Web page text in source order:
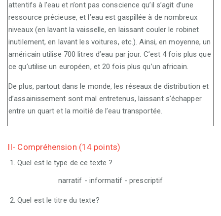
attentifs à l’eau et n’ont pas conscience qu’il s’agit d’une
ressource précieuse, et l’eau est gaspillée à de nombreux
niveaux (en lavant la vaisselle, en laissant couler le robinet
inutilement, en lavant les voitures, etc.). Ainsi, en moyenne, un
américain utilise 700 litres d’eau par jour. C’est 4 fois plus que
ce qu’utilise un européen, et 20 fois plus qu’un africain.
De plus, partout dans le monde, les réseaux de distribution et
d’assainissement sont mal entretenus, laissant s’échapper
entre un quart et la moitié de l’eau transportée.
II- Compréhension (14 points)
Quel est le type de ce texte ?
narratif - informatif - prescriptif
Quel est le titre du texte?